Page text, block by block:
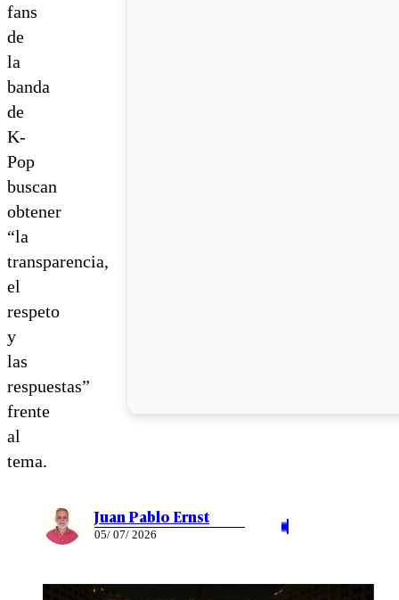
fans
de
la
banda
de
K-
Pop
buscan
obtener
“la
transparencia,
el
respeto
y
las
respuestas”
frente
al
tema.
Juan Pablo Ernst
05/ 07/ 2026